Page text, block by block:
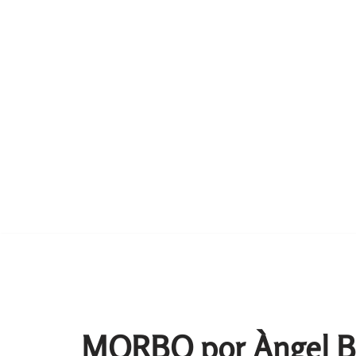
MORBO por Àngel